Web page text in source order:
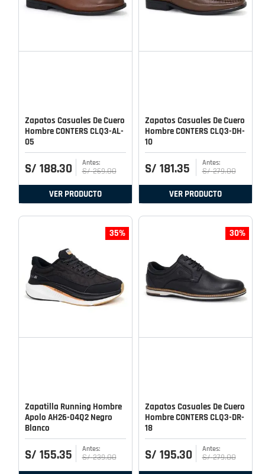
Zapatos Casuales De Cuero
Hombre CONTERS CLQ3-AL-
05
S/ 188.30 S/ 269.00
VER PRODUCTO
Zapatos Casuales De Cuero
Hombre CONTERS CLQ3-DH-
10
S/ 181.35 S/ 279.00
VER PRODUCTO
35%
Zapatilla Running Hombre
Apolo AH26-04Q2 Negro
Blanco
S/ 155.35 S/ 239.00
30%
Zapatos Casuales De Cuero
Hombre CONTERS CLQ3-DR-
18
S/ 195.30 S/ 279.00